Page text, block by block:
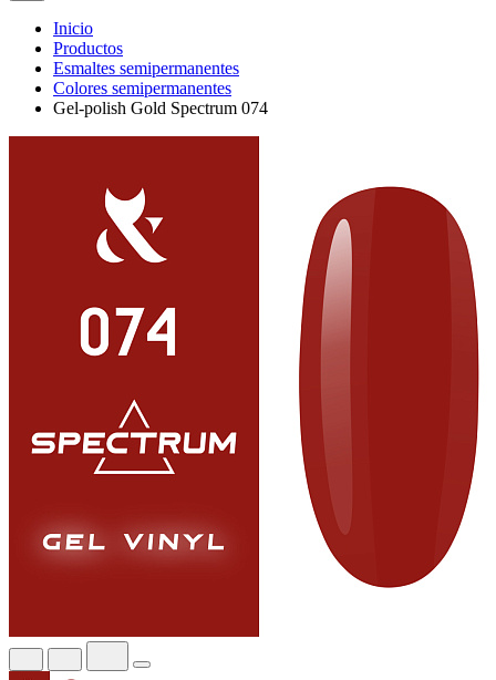
Inicio
Productos
Esmaltes semipermanentes
Colores semipermanentes
Gel-polish Gold Spectrum 074